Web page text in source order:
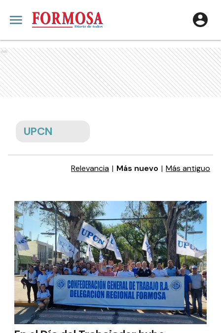
Ads
UPCN
Relevancia | Más nuevo | Más antiguo